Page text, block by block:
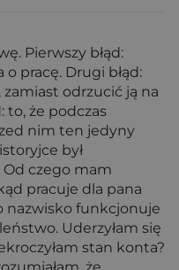
Pierwszy błąd:
o pracę. Drugi błąd:
odrzucić ją na
to, że podczas
nim ten jedyny
był
Od czego mam
pracuje dla pana
nazwisko funkcjonuje
Uderzyłam się
stan konta?